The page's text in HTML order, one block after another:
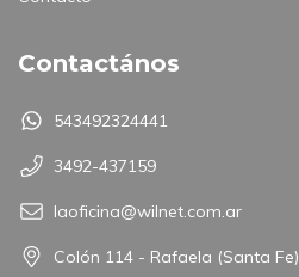
Contactános
543492324441
3492-437159
laoficina@wilnet.com.ar
Colón 114 - Rafaela (Santa Fe)